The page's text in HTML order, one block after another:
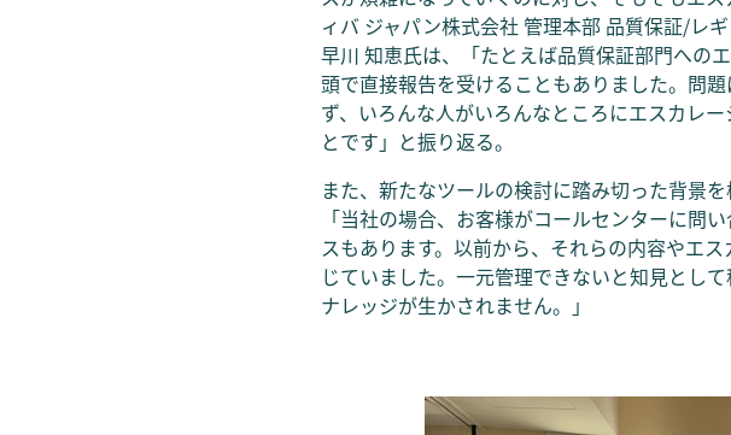
ィバ ジャパン株式会社 管理本部 品質保証/レ
早川 知恵氏は、「たとえば品質保証部門への
頭で直接報告を受けることもありました。問
ず、いろんな人がいろんなところにエスカレ
とです」と振り返る。
また、新たなツールの検討に踏み切った背景を
「当社の場合、お客様がコールセンターに問
スもあります。以前から、それらの内容やエ
じていました。一元管理できないと知見とし
ナレッジが生かされません。」